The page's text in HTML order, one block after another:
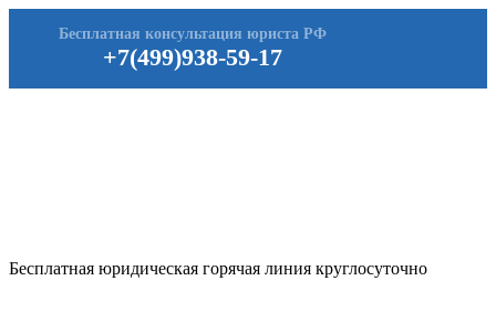
+7(499)938-59-17
Бесплатная консультация юриста РФ
Бесплатная юридическая горячая линия круглосуточно